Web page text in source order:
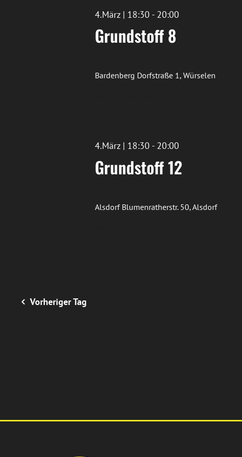
Grundstoff 8
4.März | 18:30 - 20:00
Bardenberg Dorfstraße 1, Würselen
Grundstoff 12
4.März | 18:30 - 20:00
Alsdorf Blumenratherstr. 50, Alsdorf
Vorheriger Tag